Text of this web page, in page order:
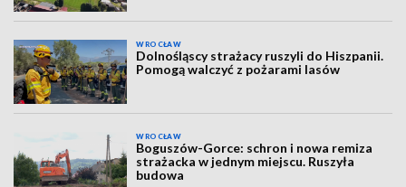
WROCŁAW
Dolnośląscy strażacy ruszyli do Hiszpanii.
Pomogą walczyć z pożarami lasów
WROCŁAW
Boguszów-Gorce: schron i nowa remiza
strażacka w jednym miejscu. Ruszyła
budowa